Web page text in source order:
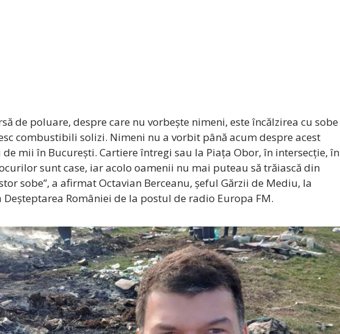
de poluare, despre care nu vorbește nimeni, este încălzirea cu sobe
combustibili solizi. Nimeni nu a vorbit până acum despre acest
de mii în București. Cartiere întregi sau la Piața Obor, în intersecție, în
sunt case, iar acolo oamenii nu mai puteau să trăiască din
sobe”, a afirmat Octavian Berceanu, șeful Gărzii de Mediu, la
Deșteptarea României de la postul de radio Europa FM.